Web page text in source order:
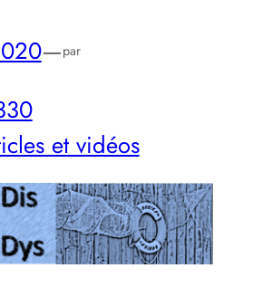
—par
et vidéos